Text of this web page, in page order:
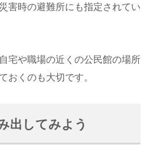
害時の避難所にも指定されてい
宅や職場の近くの公民館の場所
おくのも大切です。
出してみよう